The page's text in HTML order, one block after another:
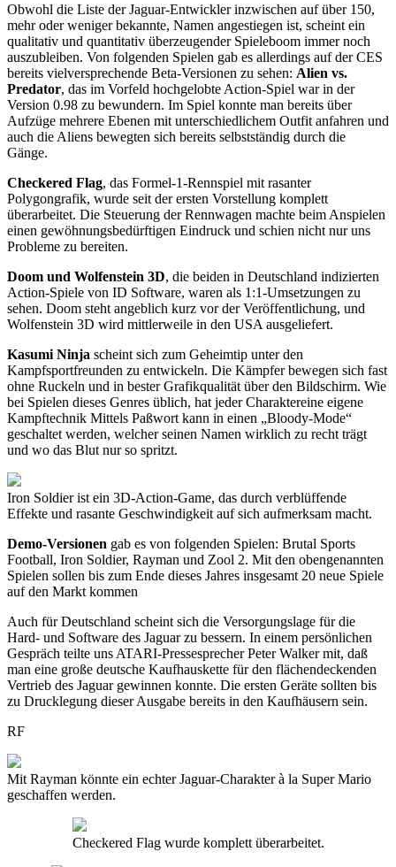
Obwohl die Liste der Jaguar-Entwickler inzwischen auf über 150,
mehr oder weniger bekannte, Namen angestiegen ist, scheint ein
qualitativ und quantitativ überzeugender Spieleboom immer noch
auszubleiben. Von folgenden Spielen gab es allerdings auf der CES
bereits vielversprechende Beta-Versionen zu sehen: Alien vs.
Predator, das im Vorfeld hochgelobte Action-Spiel war in der
Version 0.98 zu bewundern. Im Spiel konnte man bereits über
Aufzüge mehrere Ebenen mit unterschiedlichem Outfit anfahren und
auch die Aliens bewegten sich bereits selbstständig durch die
Gänge.
Checkered Flag, das Formel-1-Rennspiel mit rasanter
Polygongrafik, wurde seit der ersten Vorstellung komplett
überarbeitet. Die Steuerung der Rennwagen machte beim Anspielen
einen gewöhnungsbedürftigen Eindruck und schien nicht nur uns
Probleme zu bereiten.
Doom und Wolfenstein 3D, die beiden in Deutschland indizierten
Action-Spiele von ID Software, waren als 1:1-Umsetzungen zu
sehen. Doom steht angeblich kurz vor der Veröffentlichung, und
Wolfenstein 3D wird mittlerweile in den USA ausgeliefert.
Kasumi Ninja scheint sich zum Geheimtip unter den
Kampfsportfreunden zu entwickeln. Die Kämpfer bewegen sich fast
ohne Ruckeln und in bester Grafikqualität über den Bildschirm. Wie
bei Spielen dieses Genres üblich, hat jeder Charaktereine eigene
Kampftechnik Mittels Paßwort kann in einen „Bloody-Mode“
geschaltet werden, welcher seinen Namen wirklich zu recht trägt
und wo das Blut nur so spritzt.
Iron Soldier ist ein 3D-Action-Game, das durch verblüffende
Effekte und rasante Geschwindigkeit auf sich aufmerksam macht.
Demo-Versionen gab es von folgenden Spielen: Brutal Sports
Football, Iron Soldier, Rayman und Zool 2. Mit den obengenannten
Spielen sollen bis zum Ende dieses Jahres insgesamt 20 neue Spiele
auf den Markt kommen
Auch für Deutschland scheint sich die Versorgungslage für die
Hard- und Software des Jaguar zu bessern. In einem persönlichen
Gespräch teilte uns ATARI-Pressesprecher Peter Walker mit, daß
man eine große deutsche Kaufhauskette für den flächendeckenden
Vertrieb des Jaguar gewinnen konnte. Die ersten Geräte sollten bis
zu Drucklegung dieser Ausgabe bereits in den Kaufhäusern sein.
RF
Mit Rayman könnte ein echter Jaguar-Charakter à la Super Mario
geschaffen werden.
Checkered Flag wurde komplett überarbeitet.